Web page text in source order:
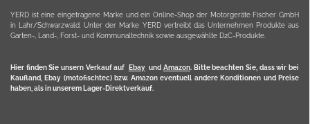
YERD ist eine eingetragene Marke und ein Online-Shop der Motorgeräte Fischer GmbH
in Lahr/Schwarzwald. Unter der Marke YERD vertreibt das Unternehmen Produkte aus
Garten-, Land-, Forst- und Kommunaltechnik sowie ausgewählte D2C-Produkte.
Hier finden Sie unsern Verkauf auf Ebayund Amazon. Bitte beachten Sie, dass wir bei
Kaufland, Ebay (motofischtec) bzw. Amazon eventuell andere Konditionen und Preise
haben, als in unserem Lager-Direktverkauf.